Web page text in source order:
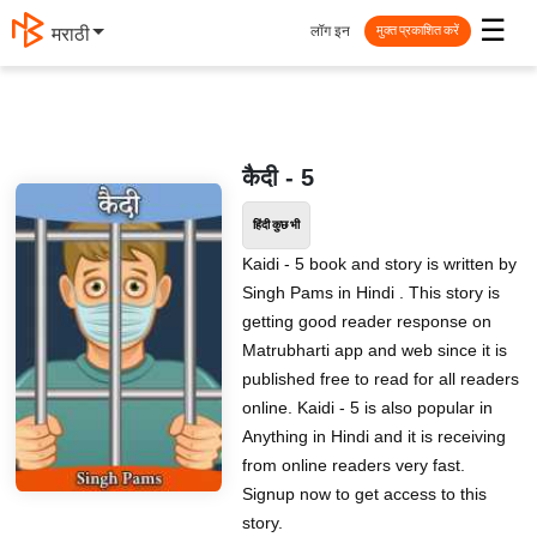
मराठी ☰
लॉग इन मुक्त प्रकाशित करें
कैदी - 5
हिंदी कुछ भी
Kaidi - 5 book and story is written by
Singh Pams in Hindi . This story is
getting good reader response on
Matrubharti app and web since it is
published free to read for all readers
online. Kaidi - 5 is also popular in
Anything in Hindi and it is receiving
from online readers very fast.
Signup now to get access to this
story.